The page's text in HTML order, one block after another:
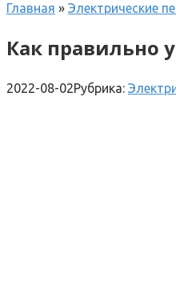
Главная » Электрические
Как правильно
2022-08-02Рубрика: